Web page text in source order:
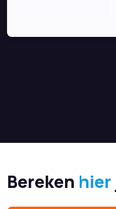
Bereken hier